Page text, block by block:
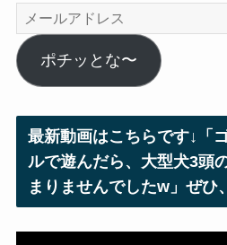
メ
ー
ル
ア
ス
ポチッとな〜
最新動画はこちらです↓「
ルで遊んだら、大型犬3頭
まりませんでしたw」ぜひ